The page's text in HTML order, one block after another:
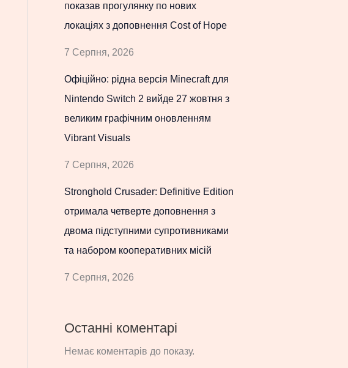
показав прогулянку по нових
локаціях з доповнення Cost of Hope
7 Серпня, 2026
Офіційно: рідна версія Minecraft для
Nintendo Switch 2 вийде 27 жовтня з
великим графічним оновленням
Vibrant Visuals
7 Серпня, 2026
Stronghold Crusader: Definitive Edition
отримала четверте доповнення з
двома підступними супротивниками
та набором кооперативних місій
7 Серпня, 2026
Останні коментарі
Немає коментарів до показу.